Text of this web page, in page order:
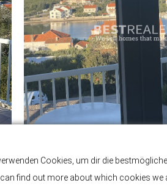
Cookies, um dir die
find out more about which cookies